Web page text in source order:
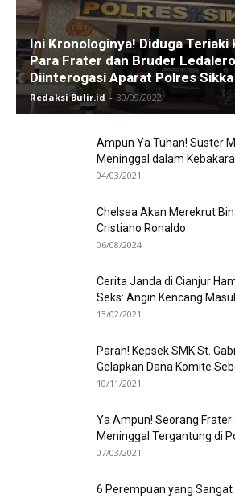
Ini Kronologinya! Diduga Teriaki
Para Frater dan Bruder
Diinterogasi Aparat Polres Sikka
Redaksi Bulir.id - 30/09/2022
Ampun Ya Tuhan! Suster
Meninggal dalam
04/03/2021
Chelsea Akan Merekrut
Cristiano Ronaldo
06/08/2024
Cerita Janda di Cianjur
Seks: Angin Kencang
13/02/2021
Parah! Kepsek SMK St.
Gelapkan Dana Komite
10/11/2021
Ya Ampun! Seorang Frater
Meninggal Tergantung di
07/03/2021
6 Perempuan yang